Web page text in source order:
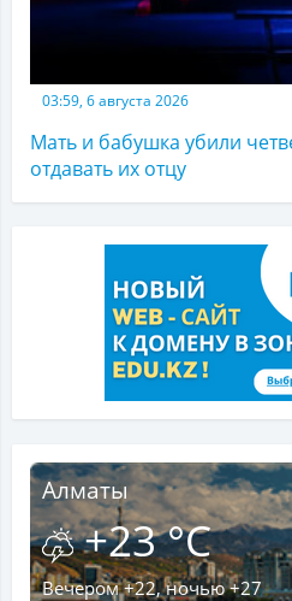
03:59, 6 августа 2026
Мать и бабушка убили
отдавать их отцу
Алматы
+23 °C
Вечером +22, ночью +27